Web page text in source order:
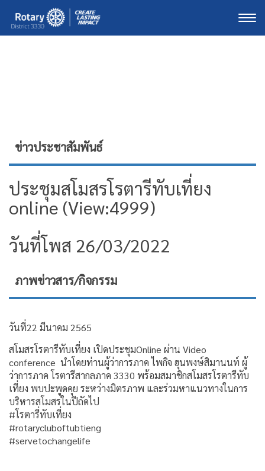
ข่าวประชาสัมพันธ์
ประชุมสโมสรโรตารีทับเที่ยง
online (View:4999)
วันที่โพส 26/03/2022
ภาพข่าวสาร/กิจกรรม
วันที่22 มีนาคม 2565
สโมสรโรตารีทับเที่ยง เปิดประชุมOnline ผ่าน Video
conference นำโดยท่านผู้ว่าการภาค ไพกิจ ฮุนพงษ์สิมานนท์ ผู้
ว่าการภาค โรตารีสากลภาค 3330 พร้อมสมาชิกสโมสรโรตารีทับ
เที่ยง พบปะพูดคุย ระหว่างมิตรภาพ และร่วมหาแนวทางในการ
บริหารสโมสรในปีถัดไป
#โรตารี่ทับเที่ยง
#rotarycluboftubtieng
#servetochangelife